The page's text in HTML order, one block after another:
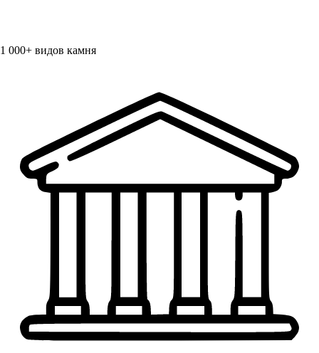
1 000+ видов камня